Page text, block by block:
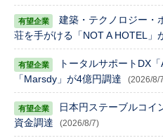
建築・テクノロジー・
荘を手がける「NOT A HOTEL」
トータルサポートDX
「Marsdy」が4億円調達
(2026/8/
日本円ステーブルコイ
資金調達
(2026/8/7)